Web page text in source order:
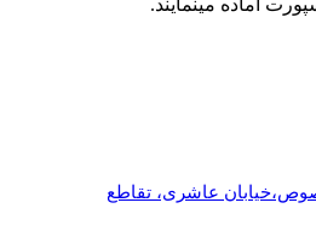
8 جاده مخصوص،خیابان عاشری، تقاطع